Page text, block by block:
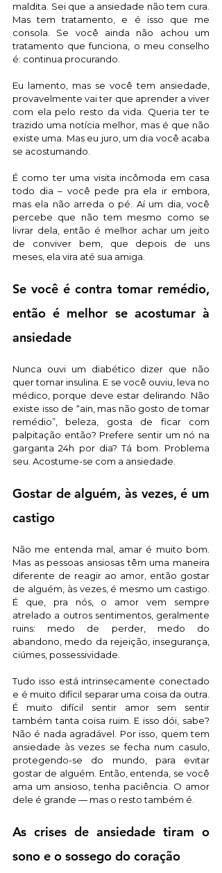
maldita. Sei que a ansiedade não tem cura.
Mas tem tratamento, e é isso que me
consola. Se você ainda não achou um
tratamento que funciona, o meu conselho
é: continua procurando.
Eu lamento, mas se você tem ansiedade,
provavelmente vai ter que aprender a viver
com ela pelo resto da vida. Queria ter te
trazido uma notícia melhor, mas é que não
existe uma. Mas eu juro, um dia você acaba
se acostumando.
É como ter uma visita incômoda em casa
todo dia – você pede pra ela ir embora,
mas ela não arreda o pé. Aí um dia, você
percebe que não tem mesmo como se
livrar dela, então é melhor achar um jeito
de conviver bem, que depois de uns
meses, ela vira até sua amiga.
Se você é contra tomar remédio,
então é melhor se acostumar à
ansiedade
Nunca ouvi um diabético dizer que não
quer tomar insulina. E se você ouviu, leva no
médico, porque deve estar delirando. Não
existe isso de “ain, mas não gosto de tomar
remédio”, beleza, gosta de ficar com
palpitação então? Prefere sentir um nó na
garganta 24h por dia? Tá bom. Problema
seu. Acostume-se com a ansiedade.
Gostar de alguém, às vezes, é um
castigo
Não me entenda mal, amar é muito bom.
Mas as pessoas ansiosas têm uma maneira
diferente de reagir ao amor, então gostar
de alguém, às vezes, é mesmo um castigo.
É que, pra nós, o amor vem sempre
atrelado a outros sentimentos, geralmente
ruins: medo de perder, medo do
abandono, medo da rejeição, insegurança,
ciúmes, possessividade.
Tudo isso está intrinsecamente conectado
e é muito difícil separar uma coisa da outra.
É muito difícil sentir amor sem sentir
também tanta coisa ruim. E isso dói, sabe?
Não é nada agradável. Por isso, quem tem
ansiedade às vezes se fecha num casulo,
protegendo-se do mundo, para evitar
gostar de alguém. Então, entenda, se você
ama um ansioso, tenha paciência. O amor
dele é grande — mas o resto também é.
As crises de ansiedade tiram o
sono e o sossego do coração